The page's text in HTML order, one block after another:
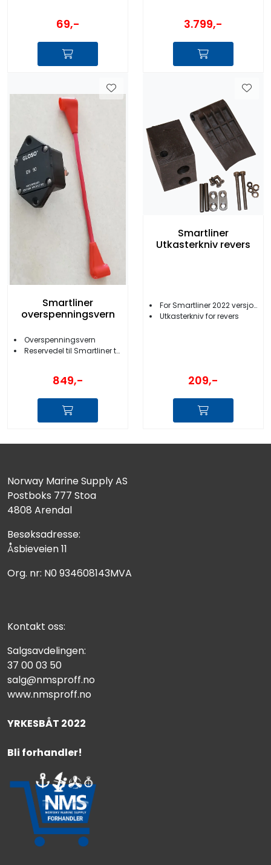
69,- 3.799,-
Smartliner
overspenningsvern
Overspenningsvern
Reservedel til Smartliner teinehaler
849,-
Smartliner
Utkasterkniv revers
For Smartliner 2022 versjon
Utkasterkniv for revers
209,-
Norway Marine Supply AS
Postboks 777 Stoa
4808 Arendal
Besøksadresse:
Åsbieveien 11
Org. nr: N0 934608143MVA
Kontakt oss:
Salgsavdelingen:
37 00 03 50
salg@nmsproff.no
www.nmsproff.no
YRKESBÅT 2022
Bli forhandler!